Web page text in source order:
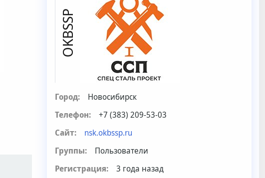
OKBSSP
Город:
Новосибирск
Телефон:
+7 (383) 209-53-03
Сайт:
nsk.okbssp.ru
Группы:
Пользователи
Регистрация:
3 года назад